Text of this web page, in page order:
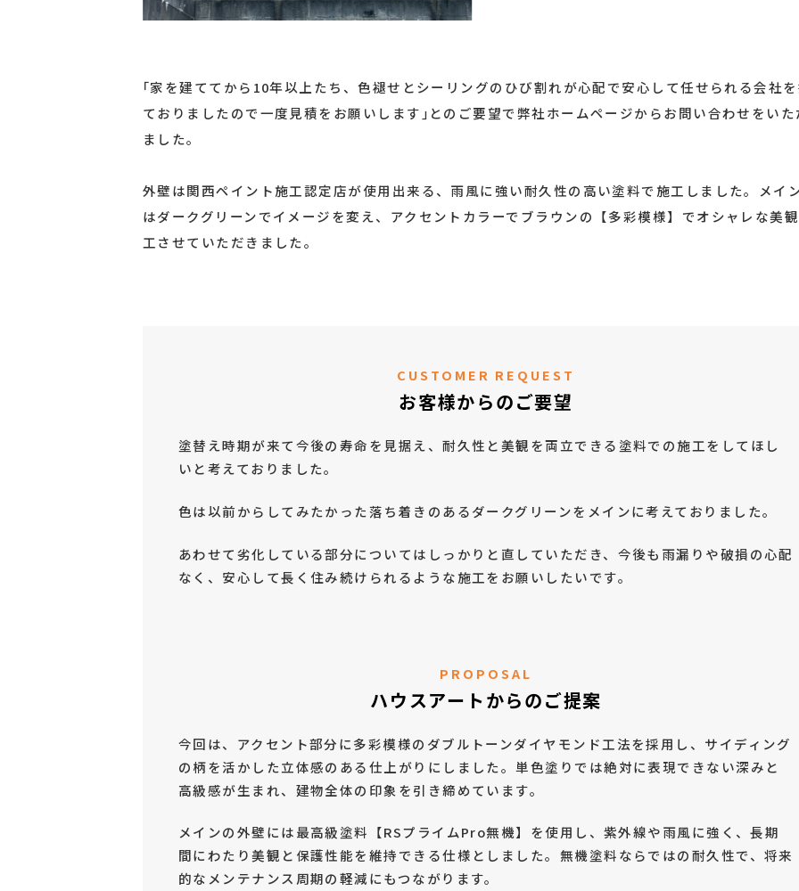
｢家を建ててから10年以上たち、色褪せとシーリングのひび割れが心配で安心して任せられる会社
ておりましたので一度見積をお願いします｣とのご要望で弊社ホームページからお問い合わせをい
ました。
外壁は関西ペイント施工認定店が使用出来る、雨風に強い耐久性の高い塗料で施工しました。メイ
はダークグリーンでイメージを変え、アクセントカラーでブラウンの【多彩模様】でオシャレな美
工させていただきました。
CUSTOMER REQUEST
お客様からのご要望
塗替え時期が来て今後の寿命を見据え、耐久性と美観を両立できる塗料での施工をしてほし
いと考えておりました。
色は以前からしてみたかった落ち着きのあるダークグリーンをメインに考えておりました。
あわせて劣化している部分についてはしっかりと直していただき、今後も雨漏りや破損の心配
なく、安心して長く住み続けられるような施工をお願いしたいです。
PROPOSAL
ハウスアートからのご提案
今回は、アクセント部分に多彩模様のダブルトーンダイヤモンド工法を採用し、サイディング
の柄を活かした立体感のある仕上がりにしました。単色塗りでは絶対に表現できない深みと
高級感が生まれ、建物全体の印象を引き締めています。
メインの外壁には最高級塗料【RSプライムPro無機】を使用し、紫外線や雨風に強く、長期
間にわたり美観と保護性能を維持できる仕様としました。無機塗料ならではの耐久性で、将来
的なメンテナンス周期の軽減にもつながります。